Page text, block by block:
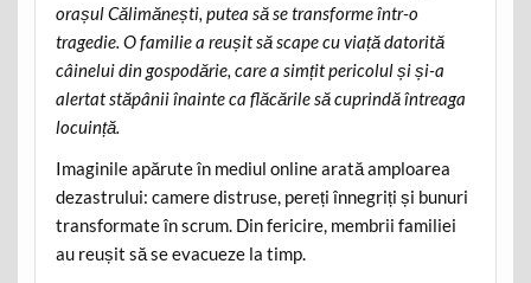
orașul Călimănești, putea să se transforme într-o
tragedie. O familie a reușit să scape cu viață datorită
câinelui din gospodărie, care a simțit pericolul și și-a
alertat stăpânii înainte ca flăcările să cuprindă întreaga
locuință.
Imaginile apărute în mediul online arată amploarea
dezastrului: camere distruse, pereți înnegriți și bunuri
transformate în scrum. Din fericire, membrii familiei
au reușit să se evacueze la timp.